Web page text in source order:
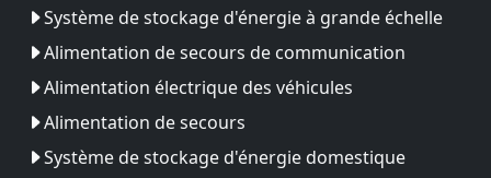
Système de stockage d'énergie à grande échelle
Alimentation de secours de communication
Alimentation électrique des véhicules
Alimentation de secours
Système de stockage d'énergie domestique